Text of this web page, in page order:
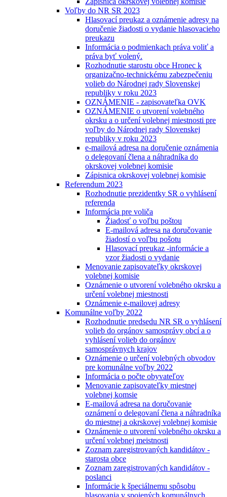
Voľby do NR SR 2023
Hlasovací preukaz a oznámenie adresy na
doručenie žiadosti o vydanie hlasovacieho
preukazu
Informácia o podmienkach práva voliť a
práva byť volený.
Rozhodnutie starostu obce Hronec k
organizačno-technickému zabezpečeniu
volieb do Národnej rady Slovenskej
republiky v roku 2023
OZNÁMENIE - zapisovateľka OVK
OZNÁMENIE o utvorení volebného
okrsku a o určení volebnej miestnosti pre
voľby do Národnej rady Slovenskej
republiky v roku 2023
e-mailová adresa na doručenie oznámenia
o delegovaní člena a náhradníka do
okrskovej volebnej komisie
Zápisnica okrskovej volebnej komisie
Referendum 2023
Rozhodnutie prezidentky SR o vyhlásení
referenda
Informácia pre voliča
Žiadosť o voľbu poštou
E-mailová adresa na doručovanie
žiadostí o voľbu pošotu
Hlasovací preukaz -informácie a
vzor žiadosti o vydanie
Menovanie zapisovateľky okrskovej
volebnej komisie
Oznámenie o utvorení volebného okrsku a
určení volebnej miestnosti
Oznámenie e-mailovej adresy
Komunálne voľby 2022
Rozhodnutie predsedu NR SR o vyhlásení
volieb do orgánov samosprávy obcí a o
vyhlásení volieb do orgánov
samosprávnych krajov
Oznámenie o určení volebných obvodov
pre komunálne voľby 2022
Informácia o počte obyvateľov
Menovanie zapisovateľky miestnej
volebnej komsie
E-mailová adresa na doručovanie
oznámení o delegovaní člena a náhradníka
do miestnej a okrskovej volebnej komisie
Oznámenie o utvorení volebného okrsku a
určení volebnej meistnosti
Zoznam zaregistrovaných kandidátov -
starosta obce
Zoznam zaregistrovaných kandidátov -
poslanci
Informácie k špeciálnemu spôsobu
hlasovania v spojených komunálnych